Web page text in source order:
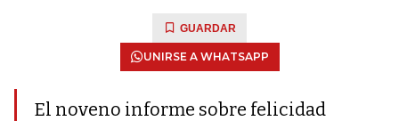
GUARDAR
UNIRSE A WHATSAPP
El noveno informe sobre felicidad